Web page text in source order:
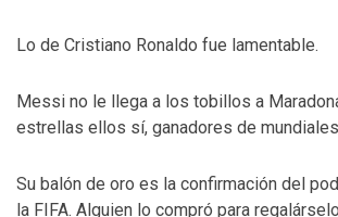
Lo de Cristiano Ronaldo fue lamentable.
Messi no le llega a los tobillos a
estrellas ellos sí, ganadores de
Su balón de oro es la confirmación del
la FIFA. Alguien lo compró para